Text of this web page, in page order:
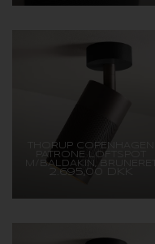
THORUP COPENHAGEN
PATRONE LOFTSPOT
M/BALDAKIN, BRUNERET
MESSING/MØRK, 120 MM
2.695,00 DKK